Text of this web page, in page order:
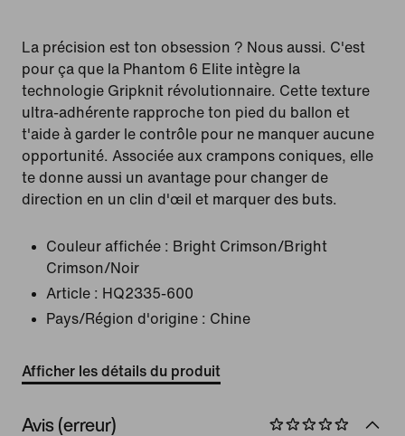
La précision est ton obsession ? Nous aussi. C'est
pour ça que la Phantom 6 Elite intègre la
technologie Gripknit révolutionnaire. Cette texture
ultra-adhérente rapproche ton pied du ballon et
t'aide à garder le contrôle pour ne manquer aucune
opportunité. Associée aux crampons coniques, elle
te donne aussi un avantage pour changer de
direction en un clin d'œil et marquer des buts.
Couleur affichée : Bright Crimson/Bright
Crimson/Noir
Article : HQ2335-600
Pays/Région d'origine : Chine
Afficher les détails du produit
Avis (erreur)